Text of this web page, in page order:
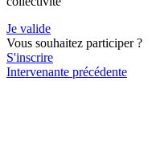
Je valide
Vous souhaitez participer ?
S'inscrire
Intervenante précédente